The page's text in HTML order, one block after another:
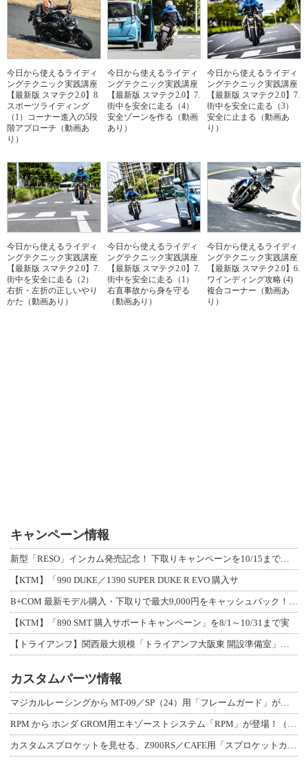
今日から使えるライディ
ングテクニック実践講座
【最新版 スマテク2.0】8.
スポーツライディング
（1）コーナー進入の5段
階アプローチ（動画あ
り）
今日から使えるライディ
ングテクニック実践講座
【最新版 スマテク2.0】7.
街中を安全に走る（4）
安全ゾーンを作る（動画
あり）
今日から使えるライディ
ングテクニック実践講座
【最新版 スマテク2.0】7.
街中を安全に走る（3）
安全に止まる（動画あ
り）
今日から使えるライディ
ングテクニック実践講座
【最新版 スマテク2.0】7.
街中を安全に走る（2）
右折・左折の正しいやり
かた（動画あり）
今日から使えるライディ
ングテクニック実践講座
【最新版 スマテク2.0】7.
街中を安全に走る（1）
右直事故から身を守る
（動画あり）
今日から使えるライディ
ングテクニック実践講座
【最新版 スマテク2.0】6.
ワインディング攻略 (4)
複合コーナー（動画あ
り）
キャンペーン情報
【KTM】「990 DUKE／1390 SUPER DUKE R EVO 購入サ
【KTM】「890 SMT 購入サポートキャンペーン」を8/1～10/31まで実
カスタムパーツ情報